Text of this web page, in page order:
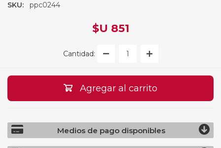
SKU: ppc0244
$U 851
Cantidad:
Agregar al carrito
Medios de pago disponibles